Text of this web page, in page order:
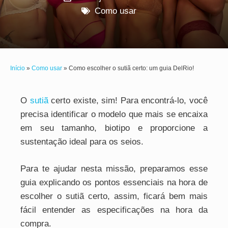
Como usar
Início » Como usar » Como escolher o sutiã certo: um guia DelRio!
O sutiãcerto existe, sim! Para encontrá-lo, você
precisa identificar o modelo que mais se encaixa
em seu tamanho, biotipo e proporcione a
sustentação ideal para os seios.
Para te ajudar nesta missão, preparamos esse
guia explicando os pontos essenciais na hora de
escolher o sutiã certo, assim, ficará bem mais
fácil entender as especificações na hora da
compra.